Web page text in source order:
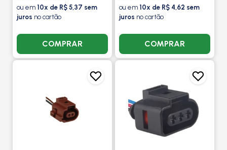
ou em 10x de R$ 5,37 sem
juros no cartão
COMPRAR
ou em 10x de R$ 4,62 sem
juros no cartão
COMPRAR